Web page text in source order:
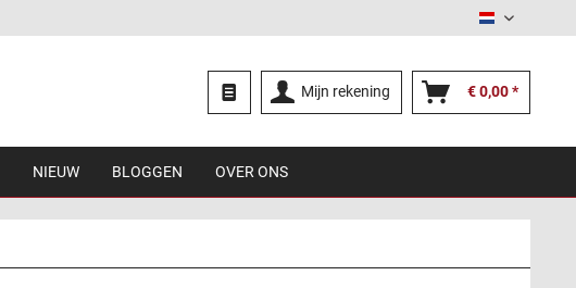
Nederlands
Mijn rekening € 0,00 *
NIEUW BLOGGEN OVER ONS